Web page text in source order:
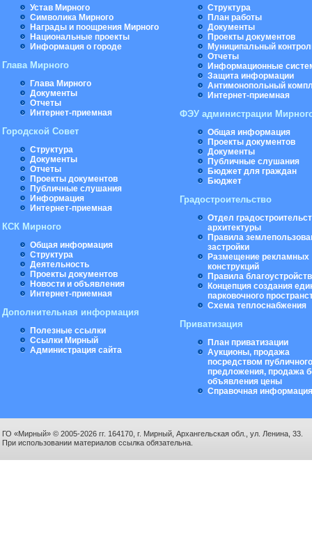
Устав Мирного
Символика Мирного
Награды и поощрения Мирного
Национальные проекты
Информация о городе
Глава Мирного
Глава Мирного
Документы
Отчеты
Интернет-приемная
Городской Совет
Структура
Документы
Отчеты
Проекты документов
Публичные слушания
Информация
Интернет-приемная
КСК Мирного
Общая информация
Структура
Деятельность
Проекты документов
Новости и объявления
Интернет-приемная
Дополнительная информация
Полезные ссылки
Ссылки Мирный
Администрация сайта
Структура
План работы
Документы
Проекты документов
Муниципальный
Отчеты
Информационные
Защита информации
Антимонопольный
Интернет-приемная
ФЭУ администрации
Общая информация
Проекты документов
Документы
Публичные слушания
Бюджет для граждан
Бюджет
Градостроительство
Отдел
архитектуры
Правила
застройки
Размещение рекламных
конструкций
Правила
Концепция создания
парковочного
Схема теплоснабжения
Приватизация
План приватизации
Аукционы, продажа
посредством публичного
предложения, продажа
объявления цены
Справочная информация
ГО «Мирный» © 2005-2026 гг. 164170, г. Мирный, Архангельская обл., ул. Ленина, 33.
При использовании материалов ссылка обязательна.